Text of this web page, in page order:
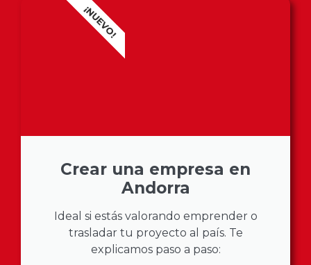
Crear una empresa en
Andorra
Ideal si estás valorando emprender o
trasladar tu proyecto al país. Te
explicamos paso a paso:
¡NUEVO!